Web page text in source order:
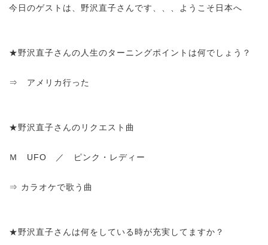
今日のゲストは、野沢直子さんです、、、ようこそ日本へ
★野沢直子さんの人生のターニングポイントは何でしょう？
⇒ アメリカ行った
★野沢直子さんのリクエスト曲
Ｍ UFO ／ ピンク・レディー
⇒ カラオケで歌う曲
★野沢直子さんは何をしている時が充実してますか？